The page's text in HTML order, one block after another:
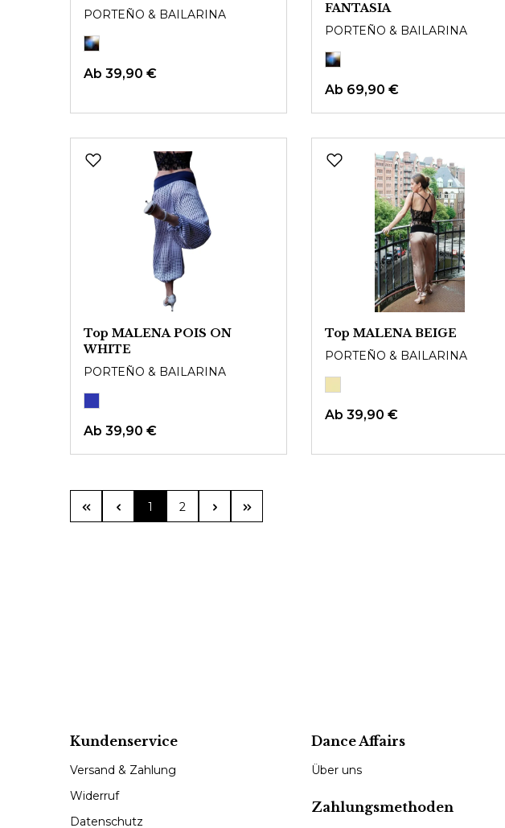
PORTEÑO & BAILARINA
Ab 39,90 €
FANTASIA
PORTEÑO & BAILARINA
Ab 69,90 €
Top MALENA POIS ON
WHITE
PORTEÑO & BAILARINA
Ab 39,90 €
Top MALENA BEIGE
PORTEÑO & BAILARINA
Ab 39,90 €
Seite
1 Seite
2
Kundenservice
Versand & Zahlung
Widerruf
Datenschutz
Dance Affairs
Über uns
Zahlungsmethoden